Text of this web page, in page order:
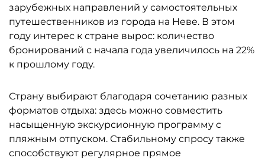
зарубежных направлений у самостоятельных
путешественников из города на Неве. В этом
году интерес к стране вырос: количество
бронирований с начала года увеличилось на 22%
к прошлому году.
Страну выбирают благодаря сочетанию разных
форматов отдыха: здесь можно совместить
насыщенную экскурсионную программу с
пляжным отпуском. Стабильному спросу также
способствуют регулярное прямое